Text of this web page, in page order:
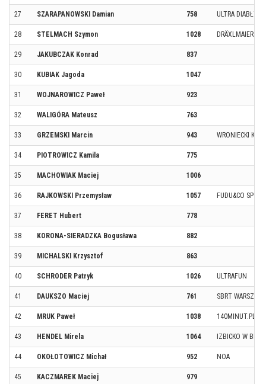
27 SZARAPANOWSKI Damian 758 ULTRA DIABŁY
28 STELMACH Szymon 1028 DRÄXLMAIER
29 JAKUBCZAK Konrad 837
30 KUBIAK Jagoda 1047
31 WOJNAROWICZ Paweł 923
32 WALIGÓRA Mateusz 763
33 GRZEMSKI Marcin 943 WRONIECKI
34 PIOTROWICZ Kamila 775
35 MACHOWIAK Maciej 1006
36 RAJKOWSKI Przemysław 1057 FUDU&CO
37 FERET Hubert 778
38 KORONA-SIERADZKA Bogusława 882
39 MICHALSKI Krzysztof 863
40 SCHRODER Patryk 1026 ULTRAFUN
41 DAUKSZO Maciej 761 SBRT WARSZAWA
42 MRUK Paweł 1038 140MINUT.PL
43 HENDEL Mirela 1064 IZBICKO W
44 OKOŁOTOWICZ Michał 952 NOA
45 KACZMAREK Maciej 979